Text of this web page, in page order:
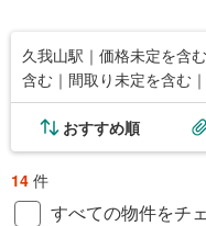
久我山駅｜価格未定を含
含む｜間取り未定を含む
戸）
おすすめ順
14 件
すべての物件をチ